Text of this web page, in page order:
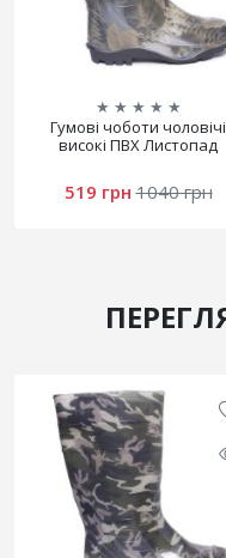
★ ★ ★ ★ ★
Гумові чоботи чоловічі
високі ПВХ Листопад
519 грн 1040 грн